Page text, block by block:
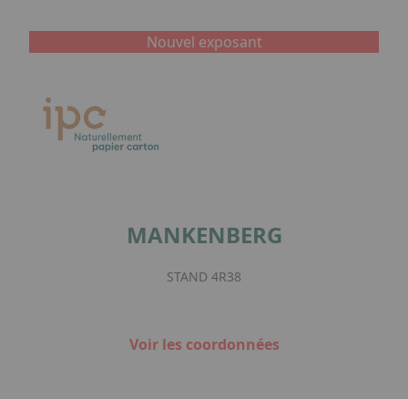
Nouvel exposant
MANKENBERG
STAND 4R38
Voir les coordonnées